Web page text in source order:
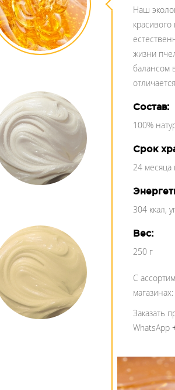
Наш
жизни
балансом
Состав:
100%
Срок
24 месяца
304 ккал,
Вес:
250 г
С
магазинах:
Заказать
WhatsApp